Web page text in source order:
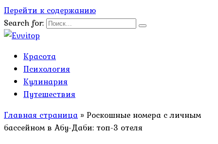
Перейти к содержанию
Search for:
Красота
Психология
Кулинария
Путешествия
Главная страница » Роскошные номера с личным
бассейном в Абу-Даби: топ-3 отеля